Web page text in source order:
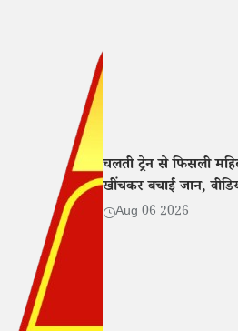
चलती ट्रेन से फिसली
खींचकर बचाई जान,
Aug 06 2026